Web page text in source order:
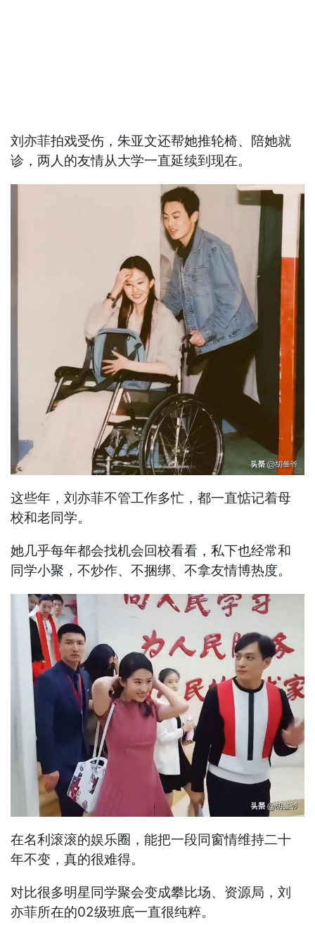
刘亦菲拍戏受伤，朱亚文还帮她推轮椅、陪她就
诊，两人的友情从大学一直延续到现在。
这些年，刘亦菲不管工作多忙，都一直惦记着母
校和老同学。
她几乎每年都会找机会回校看看，私下也经常和
同学小聚，不炒作、不捆绑、不拿友情博热度。
在名利滚滚的娱乐圈，能把一段同窗情维持二十
年不变，真的很难得。
对比很多明星同学聚会变成攀比场、资源局，刘
亦菲所在的02级班底一直很纯粹。